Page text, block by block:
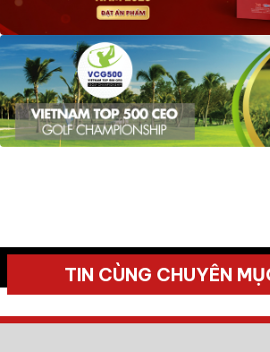
TIN CÙNG CHUYÊN